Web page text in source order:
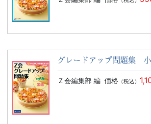
グレードアップ問題集
Ｚ会編集部 編 価格（税込）